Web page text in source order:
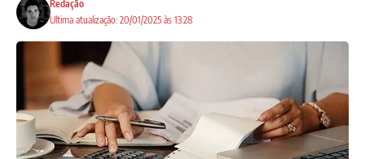
Ultima atualização: 20/01/2025 às 13:28
Redação